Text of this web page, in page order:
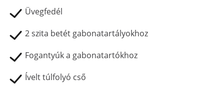
Üvegfedél
2 szita betét gabonatartályokhoz
Fogantyúk a gabonatartókhoz
Ívelt túlfolyó cső